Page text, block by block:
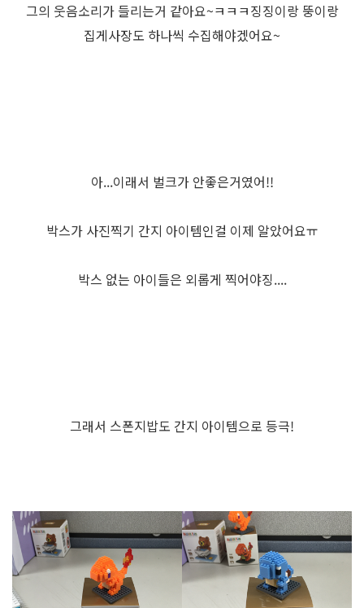
그의 웃음소리가 들리는거 같아요~ㅋㅋㅋ징징이랑 뚱이랑
집게사장도 하나씩 수집해야겠어요~
아...이래서 벌크가 안좋은거였어!!
박스가 사진찍기 간지 아이템인걸 이제 알았어요ㅠ
박스 없는 아이들은 외롭게 찍어야징....
그래서 스폰지밥도 간지 아이템으로 등극!